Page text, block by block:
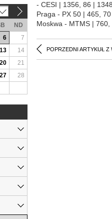
- CESI | 1356, 86 |
Praga - PX 50 | 465,
Moskwa - MTMS |
POPRZEDNI ARTYKUŁ Z
ND
6
7
13
14
20
21
27
28